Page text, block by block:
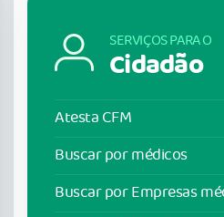
SERVIÇOS PARA O
Cidadão
Atesta CFM
Buscar por médicos
Buscar por Empresas